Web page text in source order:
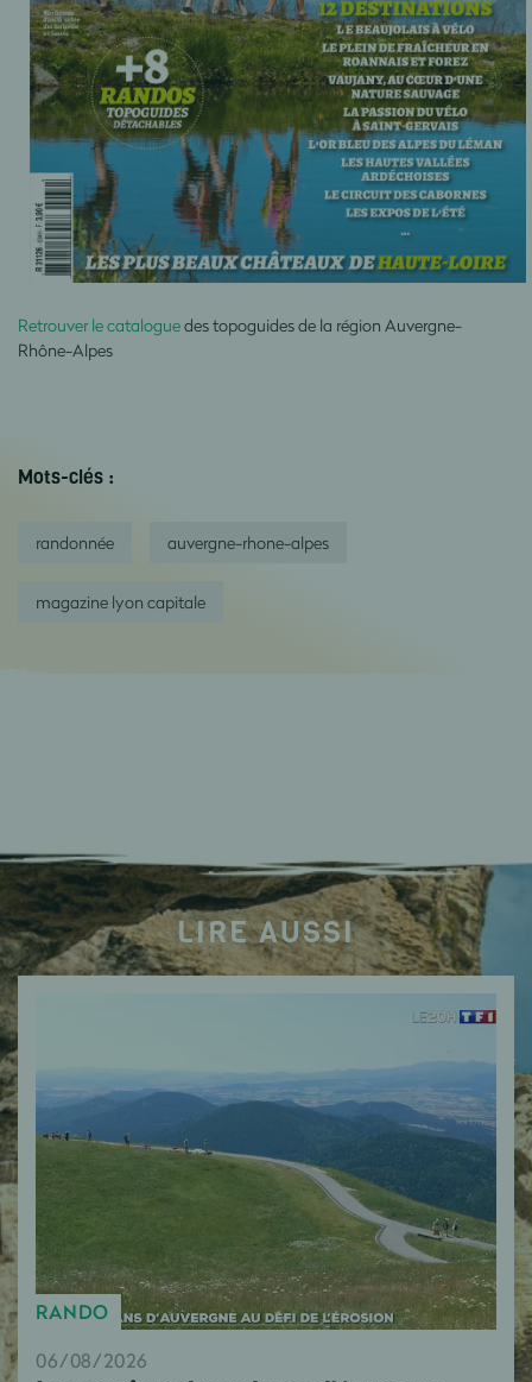
Retrouver le cataloguedes topoguides de la région Auvergne-
Rhône-Alpes
Mots-clés :
randonnée auvergne-rhone-alpes
magazine lyon capitale
LIRE AUSSI
RANDO
06/08/2026